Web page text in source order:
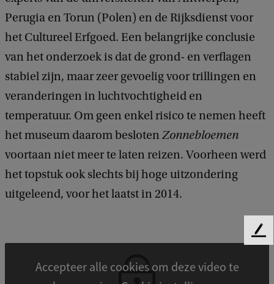
Perugia en Torun (Polen) en de Rijksdienst voor
het Cultureel Erfgoed. Een belangrijke conclusie
van het onderzoek is dat de grond- en verflagen
stabiel zijn, maar zeer gevoelig voor trillingen en
veranderingen in luchtvochtigheid en
temperatuur. Om geen enkel risico te nemen heeft
het museum daarom besloten Zonnebloemen
voortaan niet meer te laten reizen. Voorheen werd
het topstuk ook slechts bij hoge uitzondering
uitgeleend, voor het laatst in 2014.
Accepteer alle cookies om deze video te
F